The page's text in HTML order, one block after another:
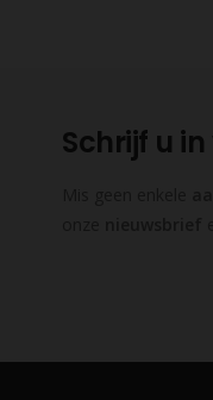
Schrijf u in